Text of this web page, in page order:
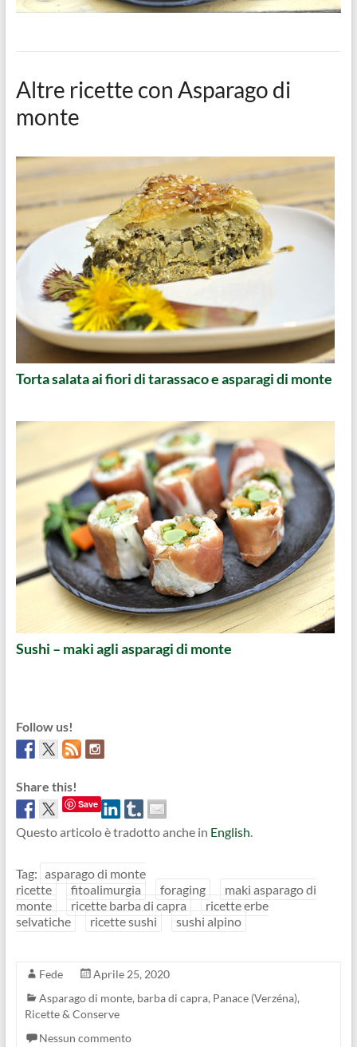
Altre ricette con Asparago di
monte
Torta salata ai fiori di tarassaco e asparagi di monte
Sushi – maki agli asparagi di monte
Follow us!
Share this!
Save
Questo articolo è tradotto anche in English.
Tag: asparago di monte
ricette
fitoalimurgia foraging
maki asparago di
monte
ricette barba di capra
ricette erbe
selvatiche
ricette sushi sushi alpino
Fede
Aprile 25, 2020
Asparago di monte, barba di capra, Panace (Verzéna),
Ricette & Conserve
Nessun commento